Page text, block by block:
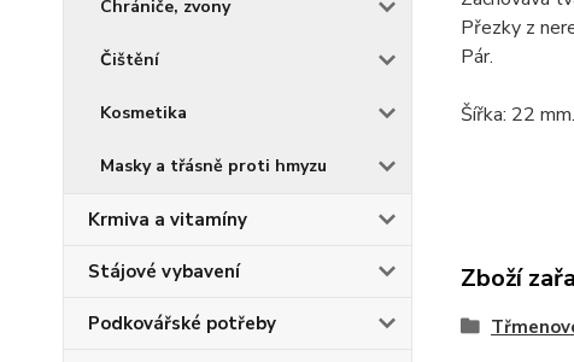
Chrániče, zvony
Čištění
Kosmetika
Masky a třásně proti hmyzu
Krmiva a vitamíny
Stájové vybavení
Podkovářské potřeby
Přezky z
Pár.
Šířka: 22 mm.
Zboží